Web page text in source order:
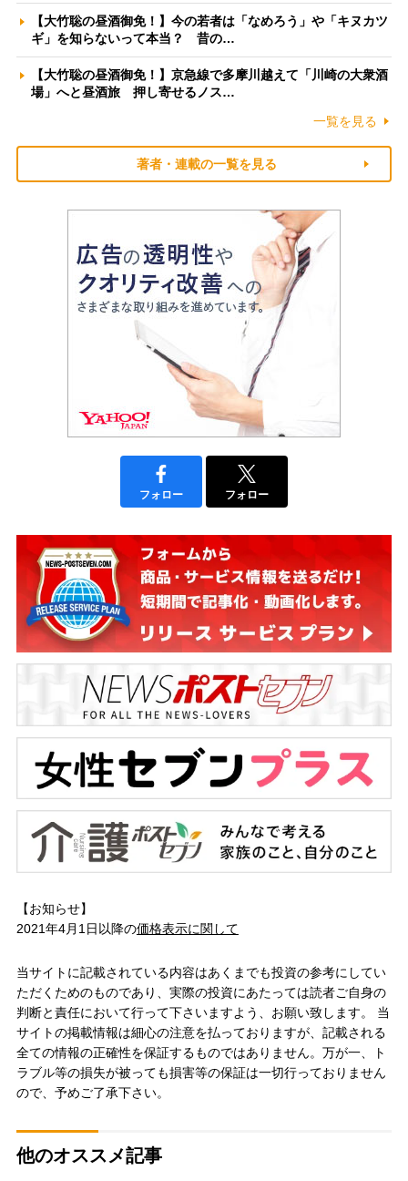
【大竹聡の昼酒御免！】今の若者は「なめろう」や「キヌカツ
ギ」を知らないって本当？ 昔の…
【大竹聡の昼酒御免！】京急線で多摩川越えて「川崎の大衆酒
場」へと昼酒旅 押し寄せるノス…
一覧を見る
著者・連載の一覧を見る
フォロー フォロー
【お知らせ】
2021年4月1日以降の価格表示に関して
当サイトに記載されている内容はあくまでも投資の参考にしてい
ただくためのものであり、実際の投資にあたっては読者ご自身の
判断と責任において行って下さいますよう、お願い致します。 当
サイトの掲載情報は細心の注意を払っておりますが、記載される
全ての情報の正確性を保証するものではありません。万が一、ト
ラブル等の損失が被っても損害等の保証は一切行っておりません
ので、予めご了承下さい。
他のオススメ記事